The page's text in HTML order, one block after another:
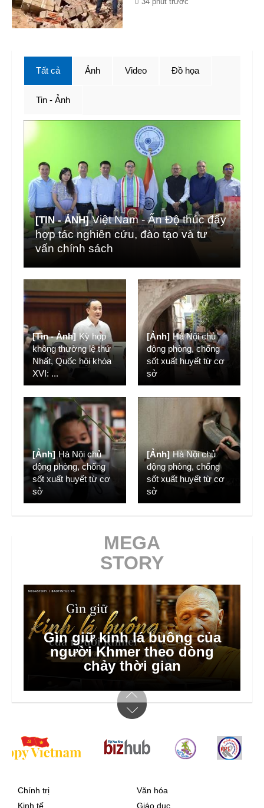
Tất cả
[TIN - ẢNH] Việt Nam - Ấn Độ thúc đẩy
hợp tác nghiên cứu, đào tạo và tư
vấn chính sách
[Tin - Ảnh] Kỳ họp
không thường lệ thứ
Nhất, Quốc hội khóa
XVI: ...
[Ảnh] Hà Nội chủ
động phòng, chống
sốt xuất huyết từ cơ
sở
[Ảnh] Hà Nội chủ
động phòng, chống
sốt xuất huyết từ cơ
sở
[Ảnh] Hà Nội chủ
động phòng, chống
sốt xuất huyết từ cơ
sở
Ảnh Video Đồ họa
Tin - Ảnh
MEGA
STORY
Gìn giữ kinh lá buông của
người Khmer theo dòng
chảy thời gian
Chính trị
Kinh tế
Văn hóa
Giáo dục